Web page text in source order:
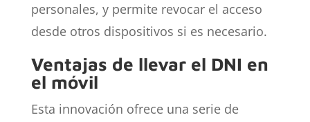
personales, y permite revocar el acceso
desde otros dispositivos si es necesario.
Ventajas de llevar el DNI en
el móvil
Esta innovación ofrece una serie de